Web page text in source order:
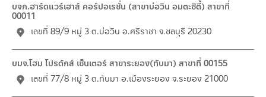
บจก.ฮาร์ดแวร์เฮาส์ คอร์ปอเรชั่น (สาขาบ่อวิน อมตะซิตี้) สาขาที่
00011
เลขที่ 89/9 หมู่ 3 ต.บ่อวิน อ.ศรีราชา จ.ชลบุรี 20230
บมจ.โฮม โปรดักส์ เซ็นเตอร์ สาขาระยอง(ทับมา) สาขาที่ 00155
เลขที่ 77/8 หมู่ 3 ต.ทับมา อ.เมืองระยอง จ.ระยอง 21000